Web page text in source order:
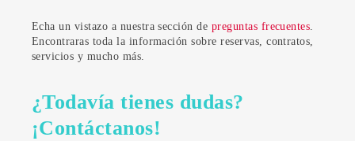
Echa un vistazo a nuestra sección de preguntas frecuentes.
Encontraras toda la información sobre reservas, contratos,
servicios y mucho más.
¿Todavía tienes dudas?
¡Contáctanos!